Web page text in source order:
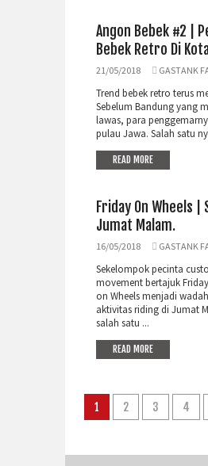
Angon Bebek #2 |
Bebek Retro Di
21/05/2018 GASTANK
Trend bebek retro terus
Sebelum Bandung yang
lawas, para
pulau Jawa. Salah satu
READ MORE
Friday On Wheels |
Jumat Malam.
16/05/2018 GASTANK
Sekelompok pecinta
movement bertajuk
on Wheels menjadi
aktivitas riding di Jumat
salah satu ...
READ MORE
1 2 3 4